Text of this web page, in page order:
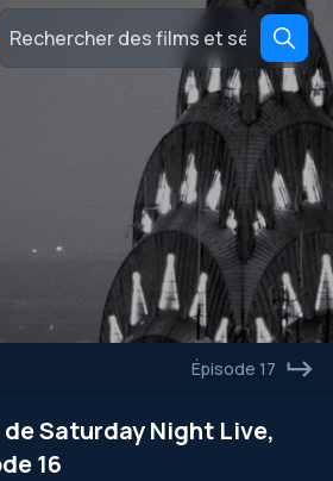
Épisode 17
Saturday Night Live,
16